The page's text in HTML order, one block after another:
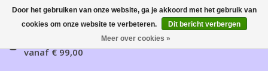
Gratis verzending mogelijk, NL vanaf € 65,00, België
vanaf € 99,00
Home
Door het gebruiken van onze website, ga je akkoord met het gebruik van
cookies om onze website te verbeteren.
Dit bericht verbergen
Meer over cookies »